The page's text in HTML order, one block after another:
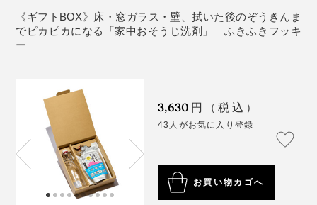
住宅用洗剤をうたっていますが、外に置いてある車やバ
イクの洗浄もできるし、なんと、スマホやタブレットの
画面もピカピカに。
指がスルスル動いて、画面タッチの反応も、よくなった
まりがちなテレビ台の裏を拭いてみました……一発で、
ぞうきんは真っ黒に。
ふつうは、ホコリと同じ灰色になったぞうきんを洗っ
て、拭いてをくり返すたびに、どんどん黒くなっていき
ます。
でも、『ふきふきフッキー』の洗浄液で洗ったぞうきん
プ（日本製）・詰替え用ガラスボトル（250㎖・イタ
リア製）
成分：界面活性剤［16％・高級アルコール系（非イ
オン）・ヤシ油脂肪酸アルカノールアミド※１］・香
料※２
製造国：日本
※１ MEAタイプのみ使用
※２ 香料に使用している精油（ベルガモット油）
《ギフトBOX》床・窓ガラス・壁、拭いた後のぞうきんま
でピカピカになる「家中おそうじ洗剤」｜ふきふきフッキ
ー
3,630 円（税込）
43人がお気に入り登録
お買い物カゴへ